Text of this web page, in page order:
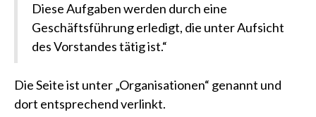
Diese Aufgaben werden durch eine
Geschäftsführung erledigt, die unter Aufsicht
des Vorstandes tätig ist.“
Die Seite ist unter „Organisationen“ genannt und
dort entsprechend verlinkt.